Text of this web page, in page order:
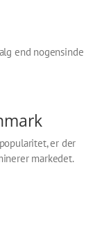
end nogensinde
er der
markedet.